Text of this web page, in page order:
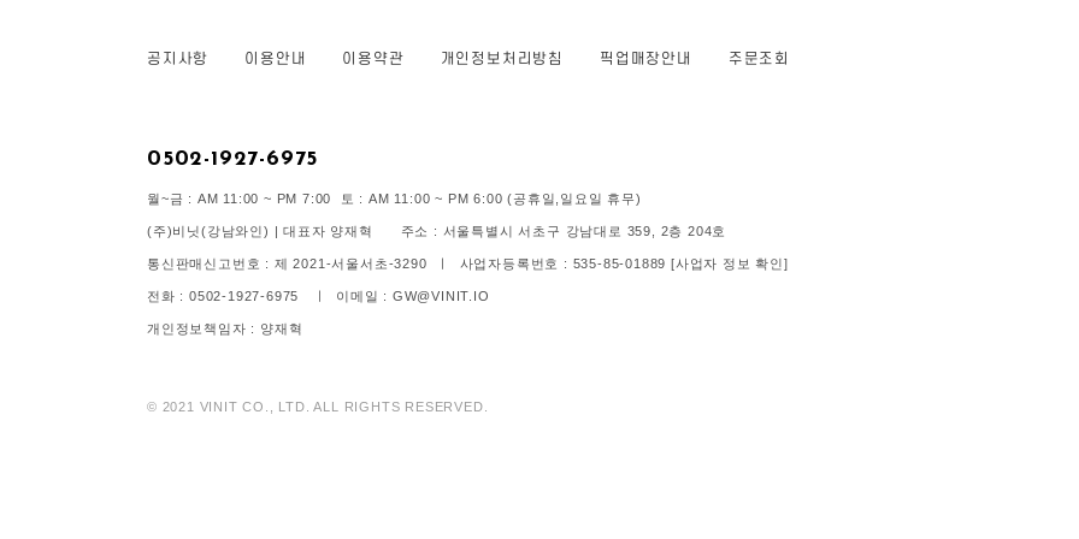
공지사항 이용안내 이용약관 개인정보처리방침 픽업매장안내 주문조회
0502-1927-6975
월~금 : AM 11:00 ~ PM 7:00 토 : AM 11:00 ~ PM 6:00 (공휴일,일요일 휴무)
(주)비닛(강남와인) | 대표자 양재혁 주소 : 서울특별시 서초구 강남대로 359, 2층 204호
통신판매신고번호 : 제 2021-서울서초-3290 ㅣ 사업자등록번호 : 535-85-01889[사업자 정보 확인]
전화 : 0502-1927-6975 ㅣ 이메일 : GW@VINIT.IO
개인정보책임자 : 양재혁
© 2021 VINIT CO., LTD. ALL RIGHTS RESERVED.